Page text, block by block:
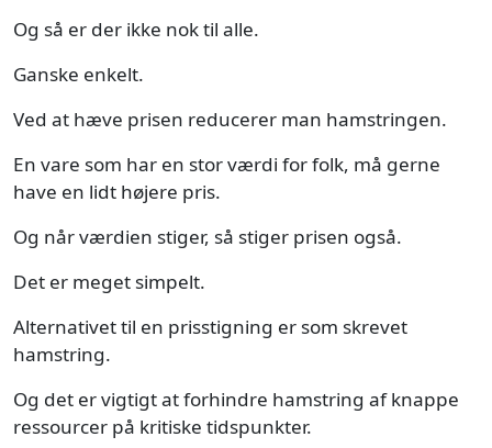
Og så er der ikke nok til alle.
Ganske enkelt.
Ved at hæve prisen reducerer man hamstringen.
En vare som har en stor værdi for folk, må gerne
have en lidt højere pris.
Og når værdien stiger, så stiger prisen også.
Det er meget simpelt.
Alternativet til en prisstigning er som skrevet
hamstring.
Og det er vigtigt at forhindre hamstring af knappe
ressourcer på kritiske tidspunkter.